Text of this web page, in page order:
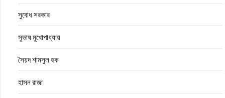
সুবোধ সরকার
সুভাষ মুখোপাধ্যায়
সৈয়দ শামসুল হক
হাসন রাজা